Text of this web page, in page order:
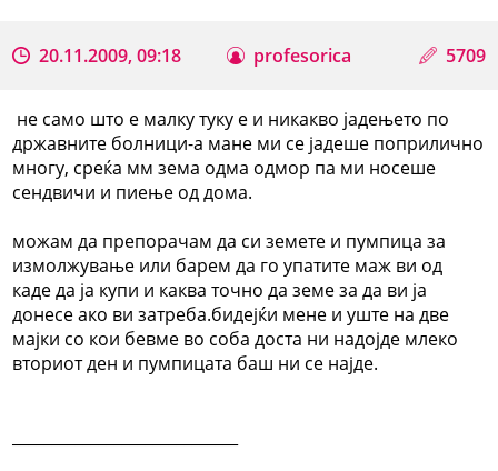
20.11.2009, 09:18 profesorica 5709
не само што е малку туку е и никакво јадењето по
државните болници-а мане ми се јадеше поприлично
многу, среќа мм зема одма одмор па ми носеше
сендвичи и пиење од дома.
можам да препорачам да си земете и пумпица за
измолжување или барем да го упатите маж ви од
каде да ја купи и каква точно да земе за да ви ја
донесе ако ви затреба.бидејќи мене и уште на две
мајки со кои бевме во соба доста ни надојде млеко
вториот ден и пумпицата баш ни се најде.